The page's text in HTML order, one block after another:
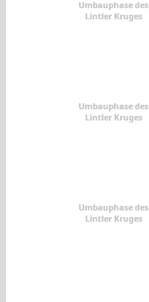
Umbauphase des
Lintler Kruges
Umbauphase des
Lintler Kruges
Umbauphase des
Lintler Kruges